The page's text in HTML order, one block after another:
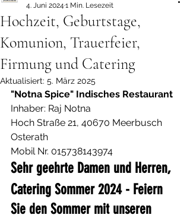
Hochzeit, Geburtstage,
Komunion, Trauerfeier,
Firmung und Catering
4. Juni 2024 1 Min. Lesezeit
Aktualisiert: 5. März 2025
"Notna Spice" Indisches Restaurant
Inhaber: Raj Notna
Hoch Straße 21, 40670 Meerbusch
Osterath
Mobil Nr. 015738143974
Sehr geehrte Damen und Herren,
Catering Sommer 2024 - Feiern
Sie den Sommer mit unseren